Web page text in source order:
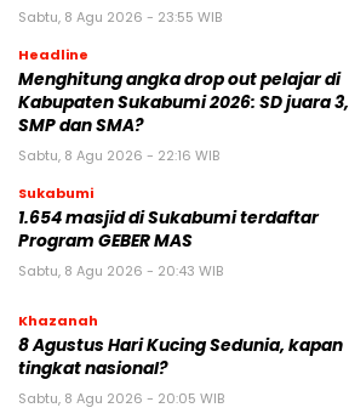
Sabtu, 8 Agu 2026 - 23:55 WIB
Headline
Menghitung angka drop out pelajar di
Kabupaten Sukabumi 2026: SD juara 3,
SMP dan SMA?
Sabtu, 8 Agu 2026 - 22:16 WIB
Sukabumi
1.654 masjid di Sukabumi terdaftar
Program GEBER MAS
Sabtu, 8 Agu 2026 - 20:43 WIB
Khazanah
8 Agustus Hari Kucing Sedunia, kapan
tingkat nasional?
Sabtu, 8 Agu 2026 - 20:05 WIB